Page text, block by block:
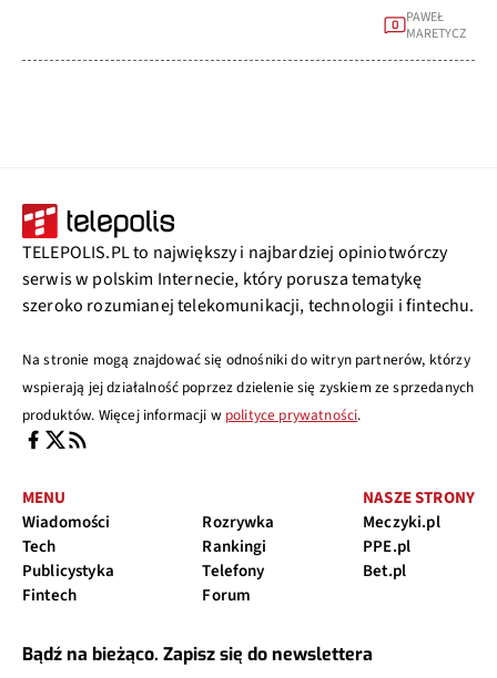
0
PAWEŁ
MARETYCZ
TELEPOLIS.PL to największy i najbardziej opiniotwórczy
serwis w polskim Internecie, który porusza tematykę
szeroko rozumianej telekomunikacji, technologii i fintechu.
Na stronie mogą znajdować się odnośniki do witryn partnerów, którzy
wspierają jej działalność poprzez dzielenie się zyskiem ze sprzedanych
produktów. Więcej informacji w polityce prywatności.
MENU
Wiadomości
Tech
Publicystyka
Fintech
Rozrywka
Rankingi
Telefony
Forum
NASZE STRONY
Meczyki.pl
PPE.pl
Bet.pl
Bądź na bieżąco. Zapisz się do newslettera